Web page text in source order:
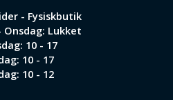
- Fysiskbutik
Onsdag: Lukket
10 - 17
10 - 17
10 - 12